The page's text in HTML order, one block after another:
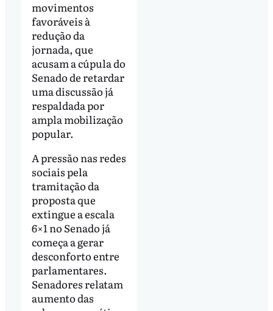
movimentos
favoráveis à
redução da
jornada, que
acusam a cúpula do
Senado de retardar
uma discussão já
respaldada por
ampla mobilização
popular.
A pressão nas redes
sociais pela
tramitação da
proposta que
extingue a escala
6×1 no Senado já
começa a gerar
desconforto entre
parlamentares.
Senadores relatam
aumento das